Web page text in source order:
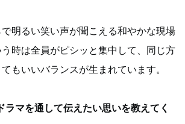
明るい笑い声が聞こえる和やかな現場
時は全員がピシッと集中して、同じ方
もいいバランスが生まれています。
マを通して伝えたい思いを教えてく